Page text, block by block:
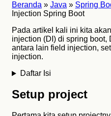
Beranda » Java » Spring
Injection Spring Boot
Pada artikel kali ini kita
injection (DI) di spring boot,
antara lain field injection,
injection.
Daftar Isi
Setup project